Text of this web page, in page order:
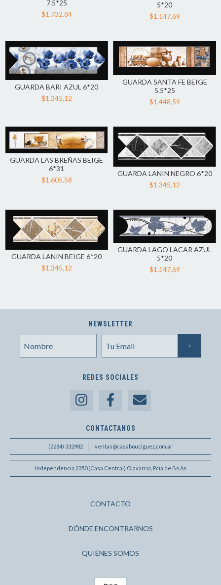
7.5*25
$1.732,84
5*20
$1.147,69
GUARDA BARI AZUL 6*20
$1.345,12
GUARDA SANTA FE BEIGE
5.5*25
$1.448,59
GUARDA LAS BREÑAS BEIGE
6*31
$1.605,58
GUARDA LANIN NEGRO 6*20
$1.345,12
GUARDA LANIN BEIGE 6*20
$1.345,12
GUARDA LAGO LACAR AZUL
5*20
$1.147,69
NEWSLETTER
REDES SOCIALES
CONTACTANOS
(2284) 332982 ventas@casabouciguez.com.ar
Independencia 2350 (Casa Central) Olavarria, Pcia de Bs.As
CONTACTO
DÓNDE ENCONTRARNOS
QUIÉNES SOMOS